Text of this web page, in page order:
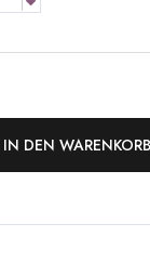
IN DEN WARENKORB